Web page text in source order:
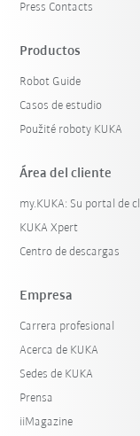
Press Contacts
Productos
Robot Guide
Casos de estudio
Použité roboty KUKA
Área del cliente
my.KUKA: Su portal de
KUKA Xpert
Centro de descargas
Empresa
Carrera profesional
Acerca de KUKA
Sedes de KUKA
Prensa
iiMagazine